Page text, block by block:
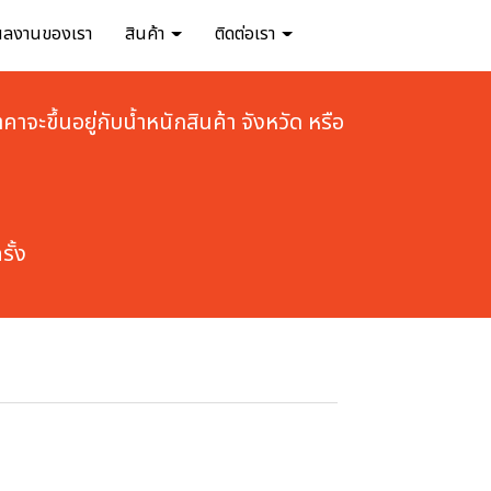
งานของเรา สินค้า ติดต่อเรา
คาจะขึ้นอยู่กับน้ำหนักสินค้า จังหวัด หรือ
ง